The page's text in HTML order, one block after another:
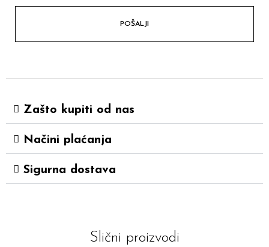
Zašto kupiti od nas
Načini plaćanja
Sigurna dostava
Slični proizvodi